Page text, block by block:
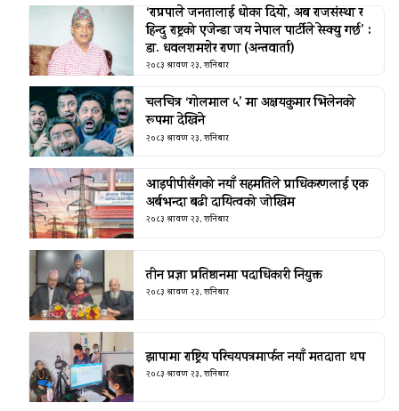
‘राप्रपाले जनतालाई धोका दियो, अब राजसंस्था र
हिन्दु राष्ट्रको एजेन्डा जय नेपाल पार्टीले रेस्क्यु गर्छ’ :
डा. धवलशमशेर राणा (अन्तवार्ता)
२०८३ श्रावण २३, शनिबार
चलचित्र ‘गोलमाल ५’ मा अक्षयकुमार भिलेनको
रूपमा देखिने
२०८३ श्रावण २३, शनिबार
आइपीपीसँगको नयाँ सहमतिले प्राधिकरणलाई एक
अर्बभन्दा बढी दायित्वको जोखिम
२०८३ श्रावण २३, शनिबार
तीन प्रज्ञा प्रतिष्ठानमा पदाधिकारी नियुक्त
२०८३ श्रावण २३, शनिबार
झापामा राष्ट्रिय परिचयपत्रमार्फत नयाँ मतदाता थप
२०८३ श्रावण २३, शनिबार